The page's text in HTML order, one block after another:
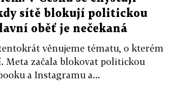
sítě blokují politickou
oběť je nečekaná
tentokrát věnujeme tématu, o kterém
Meta začala blokovat politickou
a Instagramu a...